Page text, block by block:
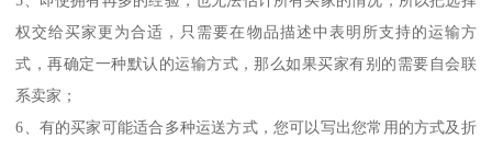
权交给买家更为合适，只需要在物品描述中表明所支持的运输方
式，再确定一种默认的运输方式，那么如果买家有别的需要自会联
系卖家；
6、有的买家可能适合多种运送方式，您可以写出您常用的方式及折